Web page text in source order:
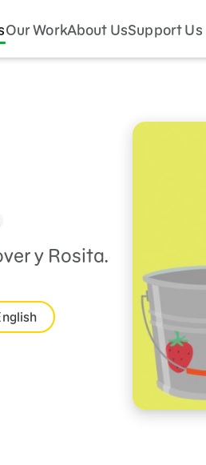
Our WorkAbout UsSupport Us
y Rosita.